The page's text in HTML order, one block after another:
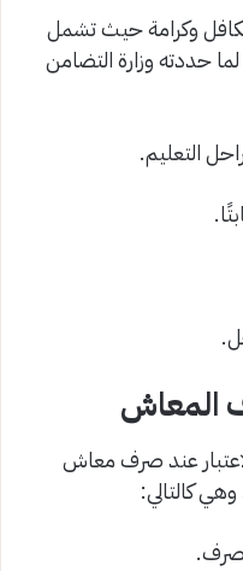
وكرامة حيث تشمل
حددته وزارة التضامن
المعاش
عند صرف معاش
كالتالي: